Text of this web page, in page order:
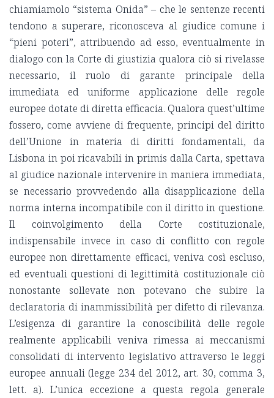
chiamiamolo “sistema Onida” – che le sentenze recenti
tendono a superare, riconosceva al giudice comune i
“pieni poteri”, attribuendo ad esso, eventualmente in
dialogo con la Corte di giustizia qualora ciò si rivelasse
necessario, il ruolo di garante principale della
immediata ed uniforme applicazione delle regole
europee dotate di diretta efficacia. Qualora quest’ultime
fossero, come avviene di frequente, principi del diritto
dell’Unione in materia di diritti fondamentali, da
Lisbona in poi ricavabili in primis dalla Carta, spettava
al giudice nazionale intervenire in maniera immediata,
se necessario provvedendo alla disapplicazione della
norma interna incompatibile con il diritto in questione.
Il coinvolgimento della Corte costituzionale,
indispensabile invece in caso di conflitto con regole
europee non direttamente efficaci, veniva così escluso,
ed eventuali questioni di legittimità costituzionale ciò
nonostante sollevate non potevano che subire la
declaratoria di inammissibilità per difetto di rilevanza.
L’esigenza di garantire la conoscibilità delle regole
realmente applicabili veniva rimessa ai meccanismi
consolidati di intervento legislativo attraverso le leggi
europee annuali (legge 234 del 2012, art. 30, comma 3,
lett. a). L’unica eccezione a questa regola generale